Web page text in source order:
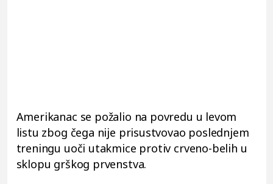
Amerikanac se požalio na povredu u levom
listu zbog čega nije prisustvovao poslednjem
treningu uoči utakmice protiv crveno-belih u
sklopu grškog prvenstva.